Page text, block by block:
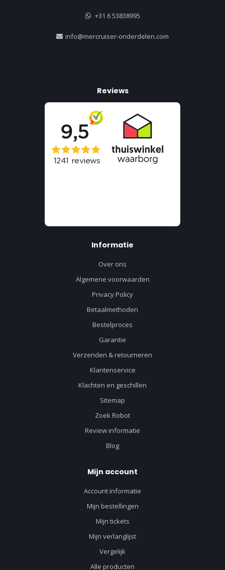
+31 6 53838995
info@mercruiser-onderdelen.com
Reviews
Informatie
Over ons
Algemene voorwaarden
Privacy Policy
Betaalmethoden
Bestelproces
Garantie
Verzenden & retourneren
Klantenservice
Klachten en geschillen
Sitemap
Zoek Robot
Review informatie
Blog
Mijn account
Account informatie
Mijn bestellingen
Mijn tickets
Mijn verlanglijst
Vergelijk
Alle producten